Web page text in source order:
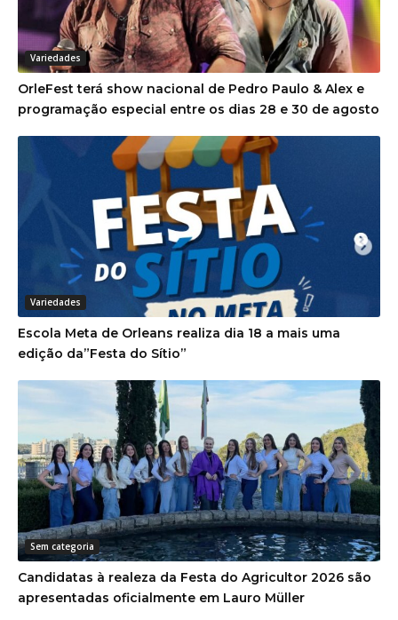
Variedades
OrleFest terá show nacional de Pedro Paulo & Alex e
programação especial entre os dias 28 e 30 de agosto
Variedades
Escola Meta de Orleans realiza dia 18 a mais uma
edição da”Festa do Sítio”
Sem categoria
Candidatas à realeza da Festa do Agricultor 2026 são
apresentadas oficialmente em Lauro Müller